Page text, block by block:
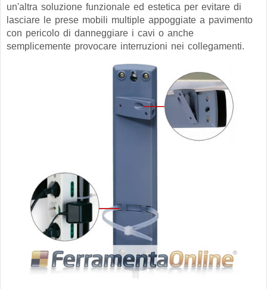
un'altra soluzione funzionale ed estetica per evitare di
lasciare le prese mobili multiple appoggiate a pavimento
con pericolo di danneggiare i cavi o anche
semplicemente provocare interruzioni nei collegamenti.